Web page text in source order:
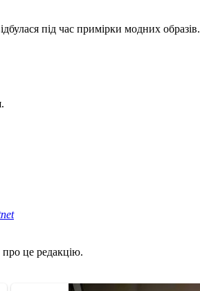
під час примірки модних образів.
це редакцію.